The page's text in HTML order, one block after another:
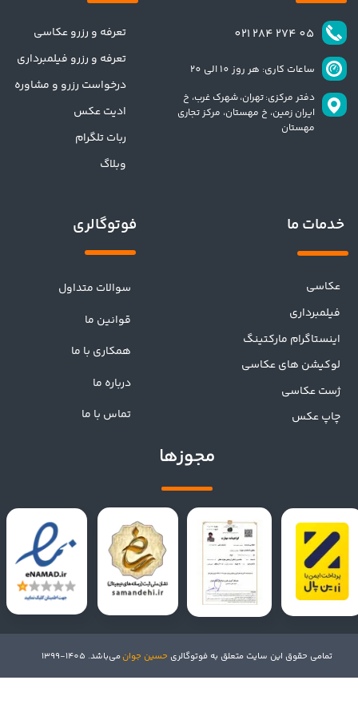
تمامی حقوق این سایت متعلق به فوتوگالری حسین جوانمی‌باشد. 1405-1399
ساعات کاری: هر روز 10 الی 20
​​05 274 284 021​​​​​​​
دفتر مرکزی: تهران،شهرک غرب، خ
ایران زمین، خ مهستان، مرکز تجاری
مهستان
عکاسی
فیلمبرداری
اینستاگرام مارکتینگ
لوکیشن های عکاسی
ژست عکاسی
چاپ عکس
خدمات ما
تعرفه و رزرو عکاسی
تعرفه و رزرو فیلمبرداری
درخواست رزرو و مشاوره
ادیت عکس
ربات تلگرام
وبلاگ
سوالات متداول
قوانین ما
همکاری با ما
درباره ما
تماس با ما
فوتوگالری
مجوزها